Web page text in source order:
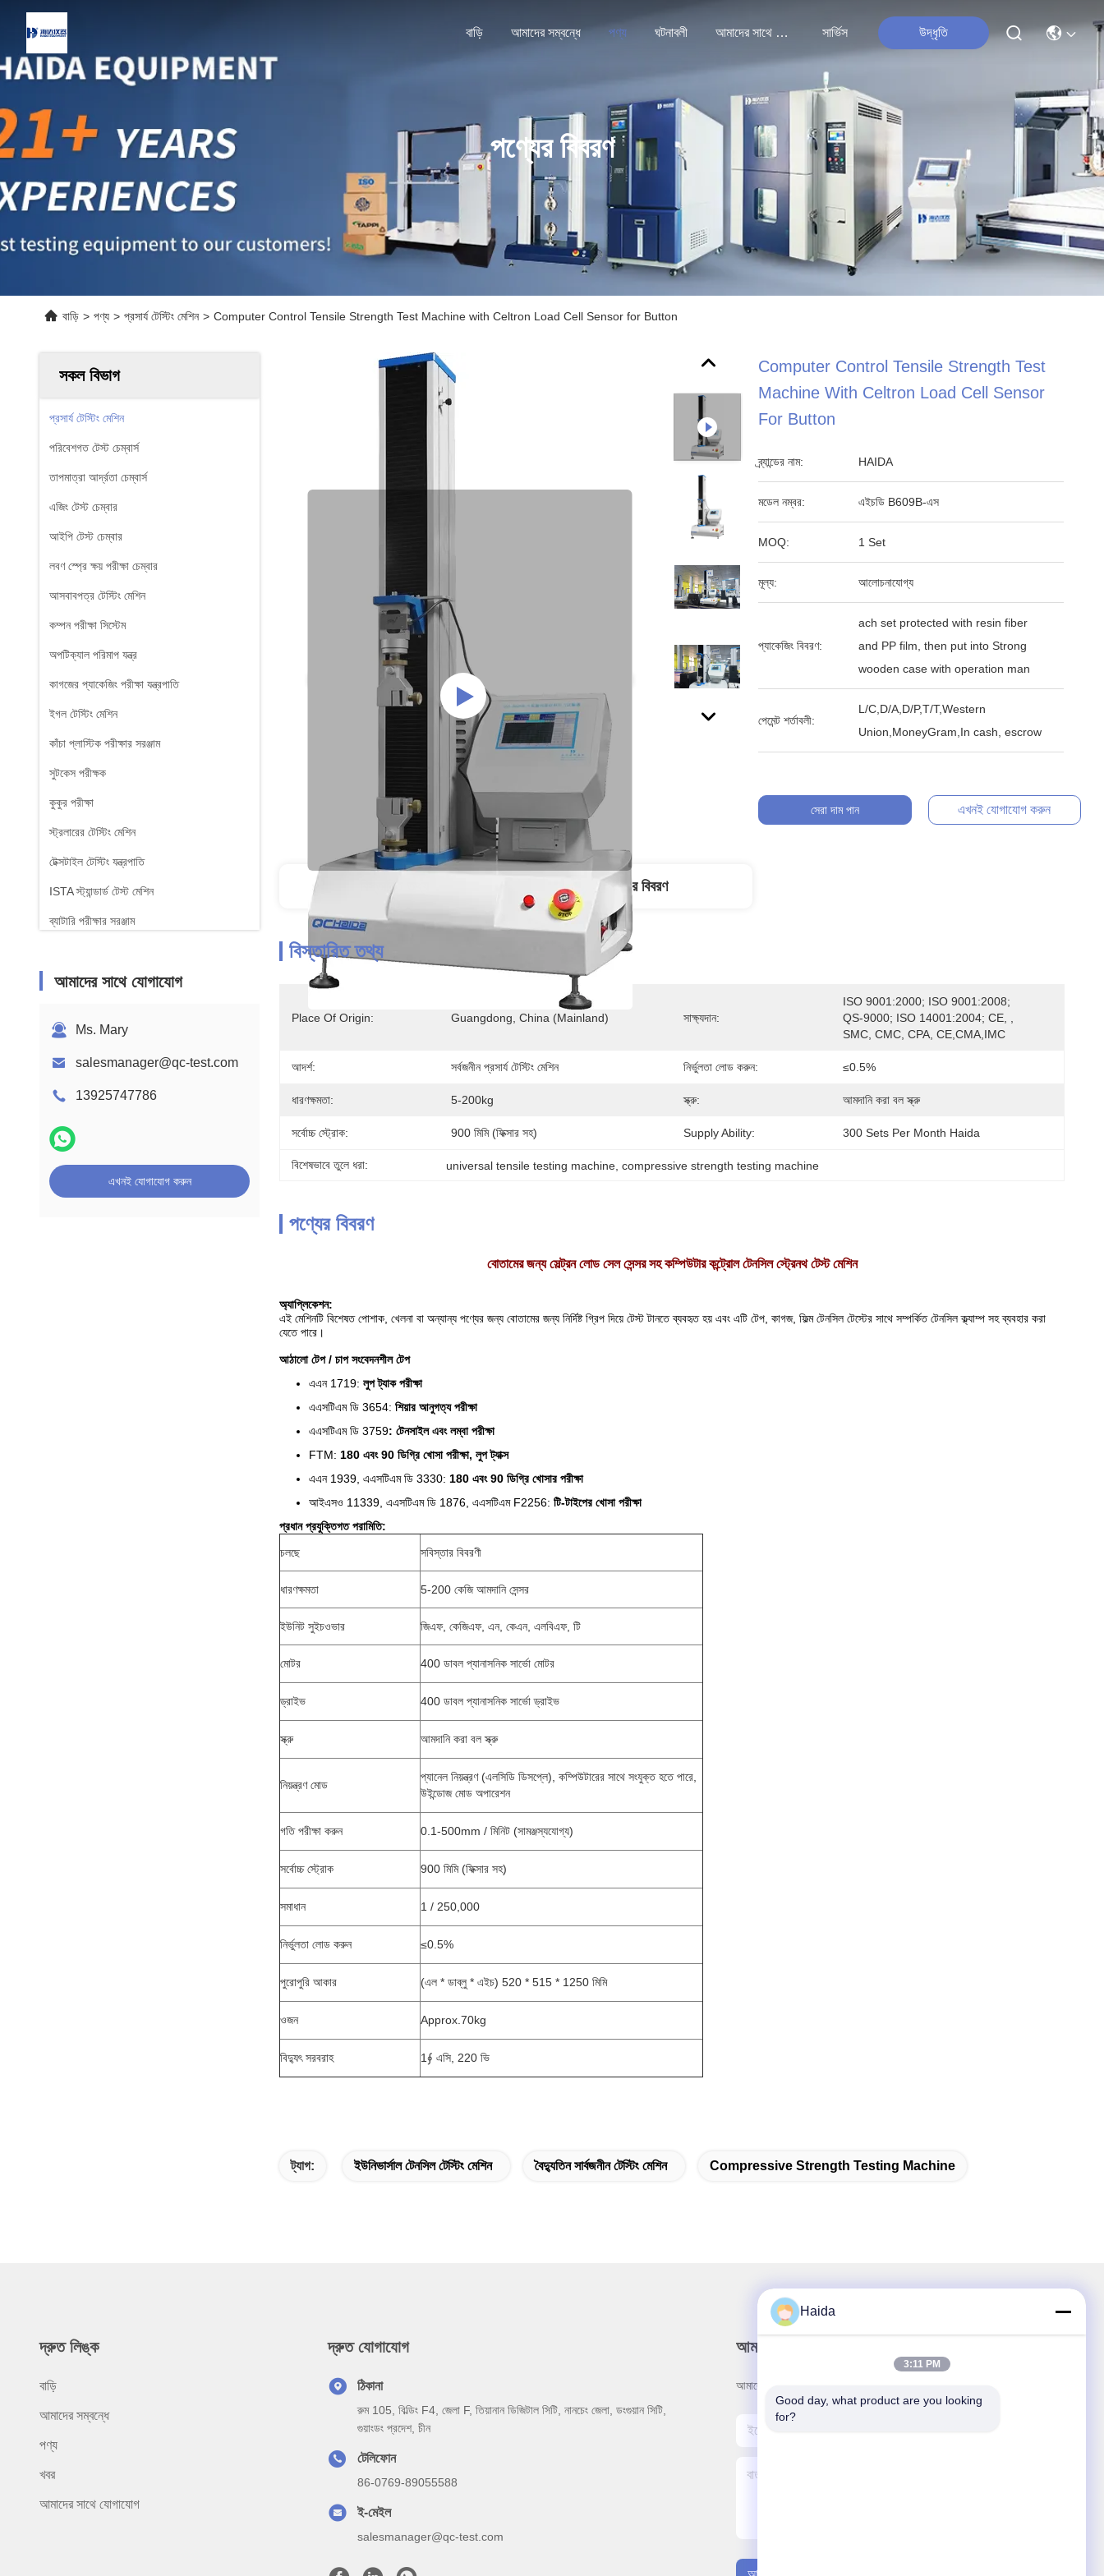
বাড়ি আমাদের সম্বন্ধে পণ্য ঘটনাবলী আমাদের সাথে যোগাযোগ সার্ভিস উদ্ধৃতি
পণ্যের বিবরণ
বাড়ি > পণ্য > প্রসার্য টেস্টিং মেশিন > Computer Control Tensile Strength Test Machine with Celtron Load Cell Sensor for Button
সকল বিভাগ
প্রসার্য টেস্টিং মেশিন
পরিবেশগত টেস্ট চেম্বার্স
তাপমাত্রা আর্দ্রতা চেম্বার্স
এজিং টেস্ট চেম্বার
আইপি টেস্ট চেম্বার
লবণ স্প্রে ক্ষয় পরীক্ষা চেম্বার
আসবাবপত্র টেস্টিং মেশিন
কম্পন পরীক্ষা সিস্টেম
অপটিক্যাল পরিমাপ যন্ত্র
কাগজের প্যাকেজিং পরীক্ষা যন্ত্রপাতি
ইগল টেস্টিং মেশিন
কাঁচা প্লাস্টিক পরীক্ষার সরঞ্জাম
সুটকেস পরীক্ষক
কুকুর পরীক্ষা
স্ট্রলারের টেস্টিং মেশিন
টেক্সটাইল টেস্টিং যন্ত্রপাতি
ISTA স্ট্যান্ডার্ড টেস্ট মেশিন
ব্যাটারি পরীক্ষার সরঞ্জাম
জ্বলনযোগ্যতা পরীক্ষার সরঞ্জাম
আমাদের সাথে যোগাযোগ
Ms. Mary
salesmanager@qc-test.com
13925747786
এখনই যোগাযোগ করুন
Computer Control Tensile Strength Test
Machine With Celtron Load Cell Sensor
For Button
ব্র্যান্ডের নাম: HAIDA
মডেল নম্বর: এইচডি B609B-এস
MOQ: 1 Set
মূল্য: আলোচনাযোগ্য
প্যাকেজিং বিবরণ:
ach set protected with resin fiber
and PP film, then put into Strong
wooden case with operation man
পেমেন্ট শর্তাবলী:
L/C,D/A,D/P,T/T,Western
Union,MoneyGram,In cash, escrow
সেরা দাম পান এখনই যোগাযোগ করুন
বিস্তারিত তথ্য পণ্যের বিবরণ
বিস্তারিত তথ্য
Place Of Origin: Guangdong, China (Mainland) সাক্ষ্যদান:
ISO 9001:2000; ISO 9001:2008;
QS-9000; ISO 14001:2004; CE, ,
SMC, CMC, CPA, CE,CMA,IMC
আদর্শ: সর্বজনীন প্রসার্য টেস্টিং মেশিন নির্ভুলতা লোড করুন: ≤0.5%
ধারণক্ষমতা: 5-200kg স্ক্রু: আমদানি করা বল স্ক্রু
সর্বোচ্চ স্ট্রোক: 900 মিমি (ফিক্সার সহ) Supply Ability: 300 Sets Per Month Haida
বিশেষভাবে তুলে ধরা: universal tensile testing machine , compressive strength testing machine
পণ্যের বিবরণ
বোতামের জন্য সেল্ট্রন লোড সেল সেন্সর সহ কম্পিউটার কন্ট্রোল টেনসিল স্ট্রেনথ টেস্ট মেশিন
অ্যাপ্লিকেশন:
এই মেশিনটি বিশেষত পোশাক, খেলনা বা অন্যান্য পণ্যের জন্য বোতামের জন্য নির্দিষ্ট গ্রিপ দিয়ে টেস্ট টানতে ব্যবহৃত হয় এবং এটি টেপ, কাগজ, ফিল্ম টেনসিল টেস্টের সাথে সম্পর্কিত টেনসিল ক্ল্যাম্প সহ ব্যবহার করা
যেতে পারে।
আঠালো টেপ / চাপ সংবেদনশীল টেপ
এএন 1719: লুপ ট্যাক পরীক্ষা
এএসটিএম ডি 3654: শিয়ার আনুগত্য পরীক্ষা
এএসটিএম ডি 3759: টেনসাইল এবং লম্বা পরীক্ষা
FTM: 180 এবং 90 ডিগ্রি খোসা পরীক্ষা, লুপ ট্যাক্স
এএন 1939, এএসটিএম ডি 3330: 180 এবং 90 ডিগ্রি খোসার পরীক্ষা
আইএসও 11339, এএসটিএম ডি 1876, এএসটিএম F2256: টি-টাইপের খোসা পরীক্ষা
প্রধান প্রযুক্তিগত পরামিতি:
চলছে
সবিস্তার বিবরণী
ধারণক্ষমতা 5-200 কেজি আমদানি সেন্সর
ইউনিট সুইচওভার জিএফ, কেজিএফ, এন, কেএন, এলবিএফ, টি
মোটর 400 ডাবল প্যানাসনিক সার্ভো মোটর
ড্রাইভ 400 ডাবল প্যানাসনিক সার্ভো ড্রাইভ
স্ক্রু আমদানি করা বল স্ক্রু
নিয়ন্ত্রণ মোড
প্যানেল নিয়ন্ত্রণ (এলসিডি ডিসপ্লে), কম্পিউটারের সাথে সংযুক্ত হতে পারে,
উইন্ডোজ মোড অপারেশন
গতি পরীক্ষা করুন 0.1-500mm / মিনিট (সামঞ্জস্যযোগ্য)
সর্বোচ্চ স্ট্রোক 900 মিমি (ফিক্সার সহ)
সমাধান 1 / 250,000
নির্ভুলতা লোড করুন ≤0.5%
পুরোপুরি আকার (এল * ডাব্লু * এইচ) 520 * 515 * 1250 মিমি
ওজন Approx.70kg
বিদ্যুৎ সরবরাহ 1∮ এসি, 220 ভি
ট্যাগ: ইউনিভার্সাল টেনসিল টেস্টিং মেশিন বৈদ্যুতিন সার্বজনীন টেস্টিং মেশিন Compressive Strength Testing Machine
দ্রুত লিঙ্ক
বাড়ি
আমাদের সম্বন্ধে
পণ্য
খবর
আমাদের সাথে যোগাযোগ
দ্রুত যোগাযোগ
ঠিকানা
রুম 105, বিল্ডিং F4, জেলা F, তিয়ানান ডিজিটাল সিটি, নানচেং জেলা, ডংগুয়ান সিটি,
গুয়াংডং প্রদেশ, চীন
টেলিফোন
86-0769-89055588
ই-মেইল
salesmanager@qc-test.com
আমাদের নিউজলেটার
আমাদের নিউজলেটারে সাবস্ক্রাইব করুন এবং আরও অনেক কিছু পেতে পারেন।
Haida
3:11 PM
Good day, what product are you looking
for?